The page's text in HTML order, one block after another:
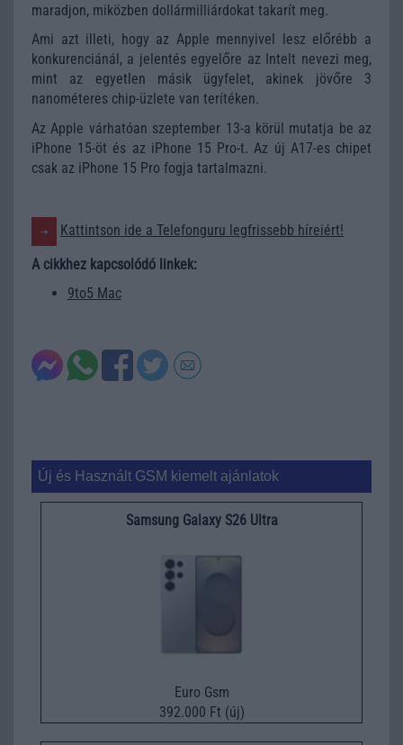
maradjon, miközben dollármilliárdokat takarít meg.
Ami azt illeti, hogy az Apple mennyivel lesz előrébb a
konkurenciánál, a jelentés egyelőre az Intelt nevezi meg,
mint az egyetlen másik ügyfelet, akinek jövőre 3
nanométeres chip-üzlete van terítéken.
Az Apple várhatóan szeptember 13-a körül mutatja be az
iPhone 15-öt és az iPhone 15 Pro-t. Az új A17-es chipet
csak az iPhone 15 Pro fogja tartalmazni.
Kattintson ide a Telefonguru legfrissebb híreiért!
A cikkhez kapcsolódó linkek:
9to5 Mac
Új és Használt GSM kiemelt ajánlatok
Samsung Galaxy S26 Ultra
Euro Gsm
392.000 Ft (új)